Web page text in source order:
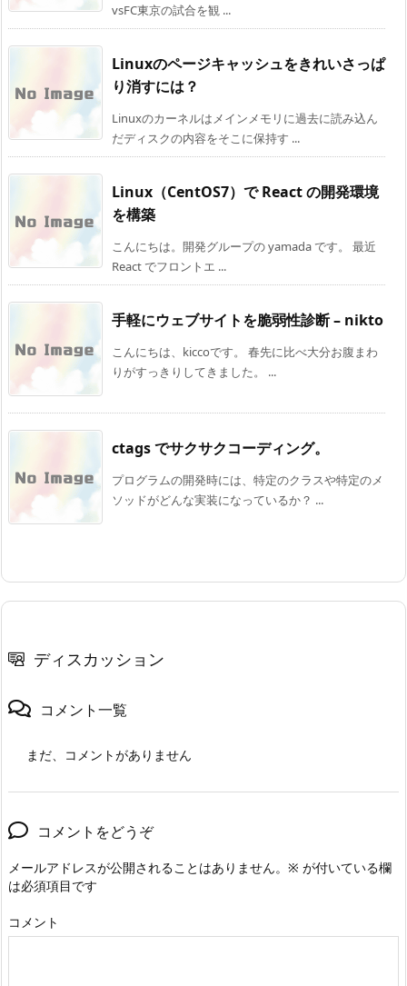
vsFC東京の試合を観 ...
Linuxのページキャッシュをきれいさっぱ
り消すには？
Linuxのカーネルはメインメモリに過去に読み込ん
だディスクの内容をそこに保持す ...
Linux（CentOS7）で React の開発環境
を構築
こんにちは。開発グループの yamada です。 最近
React でフロントエ ...
手軽にウェブサイトを脆弱性診断 – nikto
こんにちは、kiccoです。 春先に比べ大分お腹まわ
りがすっきりしてきました。 ...
ctags でサクサクコーディング。
プログラムの開発時には、特定のクラスや特定のメ
ソッドがどんな実装になっているか？ ...
ディスカッション
コメント一覧
まだ、コメントがありません
コメントをどうぞ
メールアドレスが公開されることはありません。 ※ が付いている欄
は必須項目です
コメント